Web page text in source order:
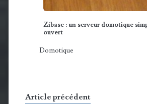
Zibase : un serveur domotique
ouvert
Domotique
Article précédent